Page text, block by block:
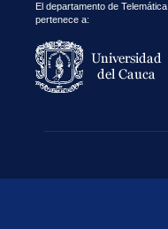
El departamento de Telemática
pertenece a: